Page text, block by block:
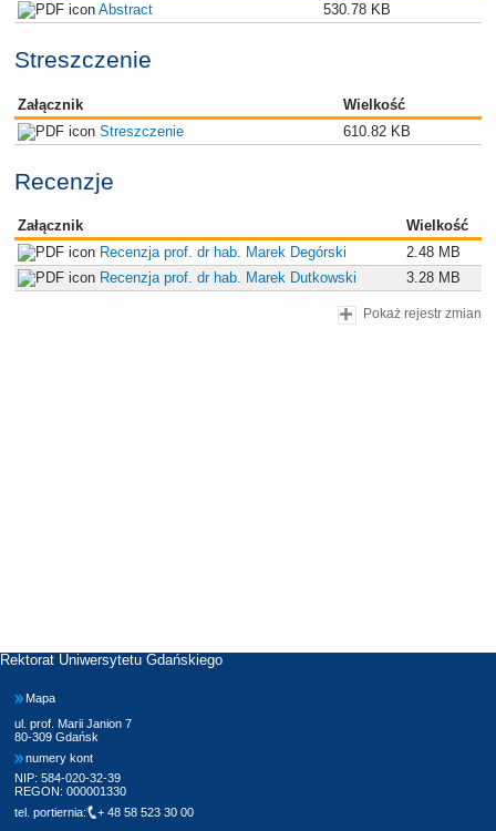
Abstract
530.78 KB
Streszczenie
Załącznik
Wielkość
Streszczenie
610.82 KB
Recenzje
Załącznik
Wielkość
Recenzja prof. dr hab. Marek Degórski
2.48 MB
Recenzja prof. dr hab. Marek Dutkowski
3.28 MB
Pokaż rejestr zmian
Rektorat Uniwersytetu Gdańskiego
Mapa
ul. prof. Marii Janion 7
80-309 Gdańsk
numery kont
NIP: 584-020-32-39
REGON: 000001330
tel. portiernia:
+ 48 58 523 30 00